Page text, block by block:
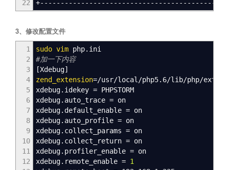
22
3、修改配置文件
1
2
3
4
5
6
7
8
9
10
11
12
sudo vim php.ini
#加一下内容
[Xdebug]
zend_extension=/usr/local /php5.6/lib/php/
xdebug.idekey = PHPSTORM
xdebug.auto_trace = on
xdebug.default_enable = on
xdebug.auto_profile = on
xdebug.collect_params = on
xdebug.collect_return = on
xdebug.profiler_enable = on
xdebug.remote_enable = 1